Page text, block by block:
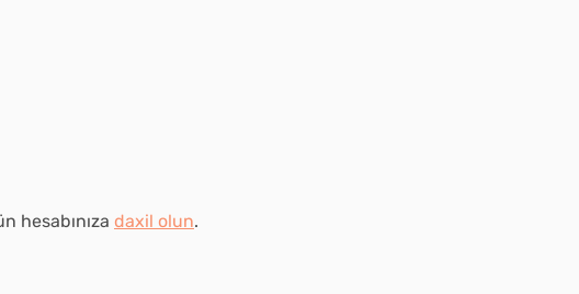
hesabınıza daxil olun.